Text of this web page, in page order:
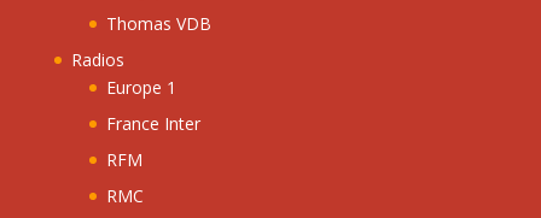
Thomas VDB
Radios
Europe 1
France Inter
RFM
RMC